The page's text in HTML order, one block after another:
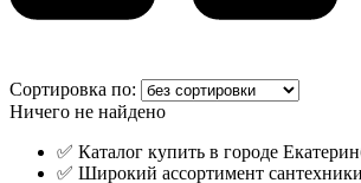
Сортировка по:
Ничего не найдено
✅ Каталог купить в городе
✅ Широкий ассортимент